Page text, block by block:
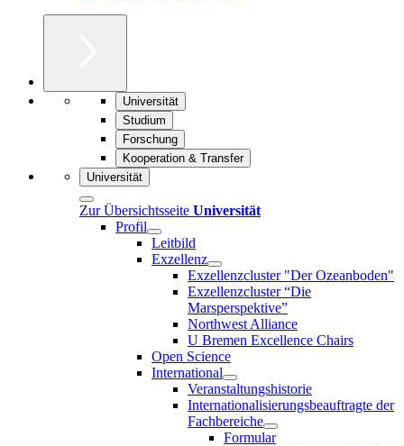
Universität
Studium
Forschung
Kooperation & Transfer
Universität
Zur Übersichtsseite Universität
Profil
Leitbild
Exzellenz
Exzellenzcluster "Der Ozeanboden"
Exzellenzcluster “Die
Marsperspektive”
Northwest Alliance
U Bremen Excellence Chairs
Open Science
International
Veranstaltungshistorie
Internationalisierungsbeauftragte der
Fachbereiche
Formular